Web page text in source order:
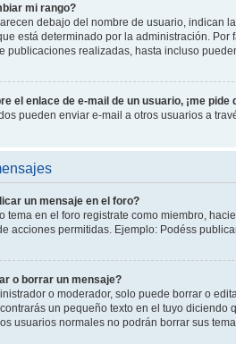
mi rango?
debajo del nombre de usuario, indican
está determinado por la administración.
publicaciones realizadas, hasta incluso
el enlace de e-mail de un usuario, ¡me pide
pueden enviar e-mail a otros usuarios a
un mensaje en el foro?
tema en el foro registrate como miembro,
acciones permitidas. Ejemplo: Podéss
o borrar un mensaje?
o moderador, solo puede borrar o
un pequeño texto en el tuyo
usuarios normales no podrán borrar sus